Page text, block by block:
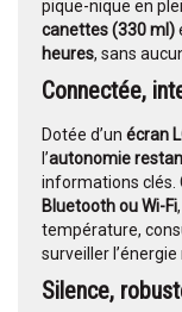
pique-nique en
canettes (330 ml)
heures, sans
Connectée,
Dotée d’un écran
l’autonomie
informations clés.
Bluetooth ou Wi-Fi
température,
surveiller
Silence,